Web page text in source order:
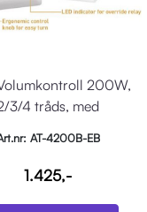
200W,
3/4 tråds, med
AT-4200B-EB
1.425,-